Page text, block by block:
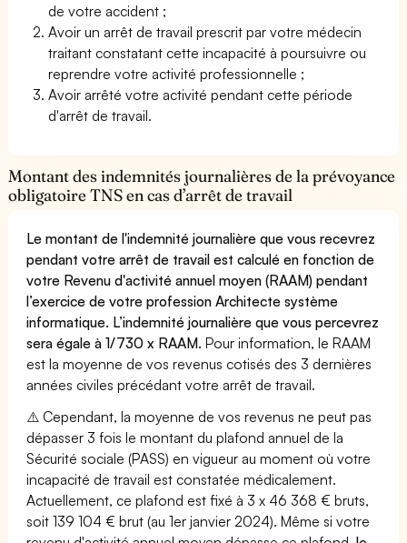
de votre accident ;
Avoir un arrêt de travail prescrit par votre médecin
traitant constatant cette incapacité à poursuivre ou
reprendre votre activité professionnelle ;
Avoir arrêté votre activité pendant cette période
d'arrêt de travail.
Montant des indemnités journalières de la prévoyance
obligatoire TNS en cas d’arrêt de travail
Le montant de l'indemnité journalière que vous recevrez
pendant votre arrêt de travail est calculé en fonction de
votre Revenu d'activité annuel moyen (RAAM) pendant
l’exercice de votre profession Architecte système
informatique. L’indemnité journalière que vous percevrez
sera égale à 1/730 x RAAM. Pour information, le RAAM
est la moyenne de vos revenus cotisés des 3 dernières
années civiles précédant votre arrêt de travail.
⚠️ Cependant, la moyenne de vos revenus ne peut pas
dépasser 3 fois le montant du plafond annuel de la
Sécurité sociale (PASS) en vigueur au moment où votre
incapacité de travail est constatée médicalement.
Actuellement, ce plafond est fixé à 3 x 46 368 € bruts,
soit 139 104 € brut (au 1er janvier 2024). Même si votre